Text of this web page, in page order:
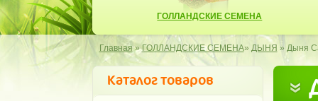
ГОЛЛАНДСКИЕ СЕМЕНА
Каталог товаров
Главная»ГОЛЛАНДСКИЕ СЕМЕНА» ДЫНЯ » Дыня